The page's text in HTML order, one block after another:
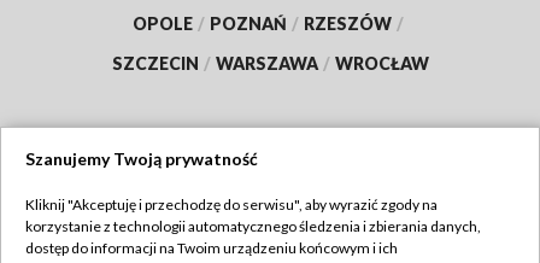
OPOLE / POZNAŃ / RZESZÓW /
SZCZECIN / WARSZAWA / WROCŁAW
TVP
Szanujemy Twoją prywatność
Kliknij "Akceptuję i przechodzę do serwisu", aby wyrazić zgody na
korzystanie z technologii automatycznego śledzenia i zbierania danych,
dostęp do informacji na Twoim urządzeniu końcowym i ich